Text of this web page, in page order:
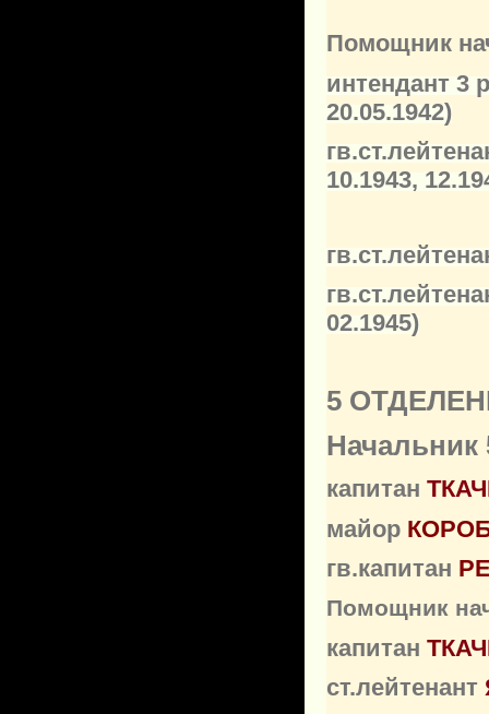
Помощник
интендант 3
20.05.1942)
10.1943,
02.1945)
5
капитан
майор
гв.капитан
Помощник
капитан
ст.лейтенант